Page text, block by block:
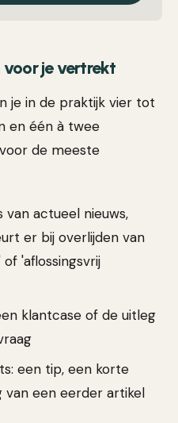
je vertrekt
je in de praktijk vier tot
en één à twee
de meeste
actueel nieuws,
er bij overlijden van
'aflossingsvrij
klantcase of de uitleg
een tip, een korte
van een eerder artikel